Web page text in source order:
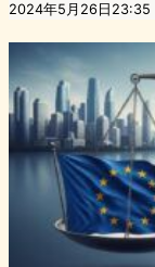
2024年5月26日23:35